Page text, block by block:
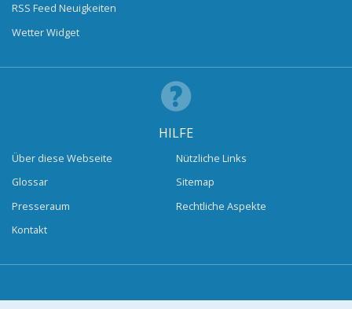
RSS Feed Neuigkeiten
Wetter Widget
HILFE
Über diese Webseite
Glossar
Presseraum
Kontakt
Nützliche Links
Sitemap
Rechtliche Aspekte